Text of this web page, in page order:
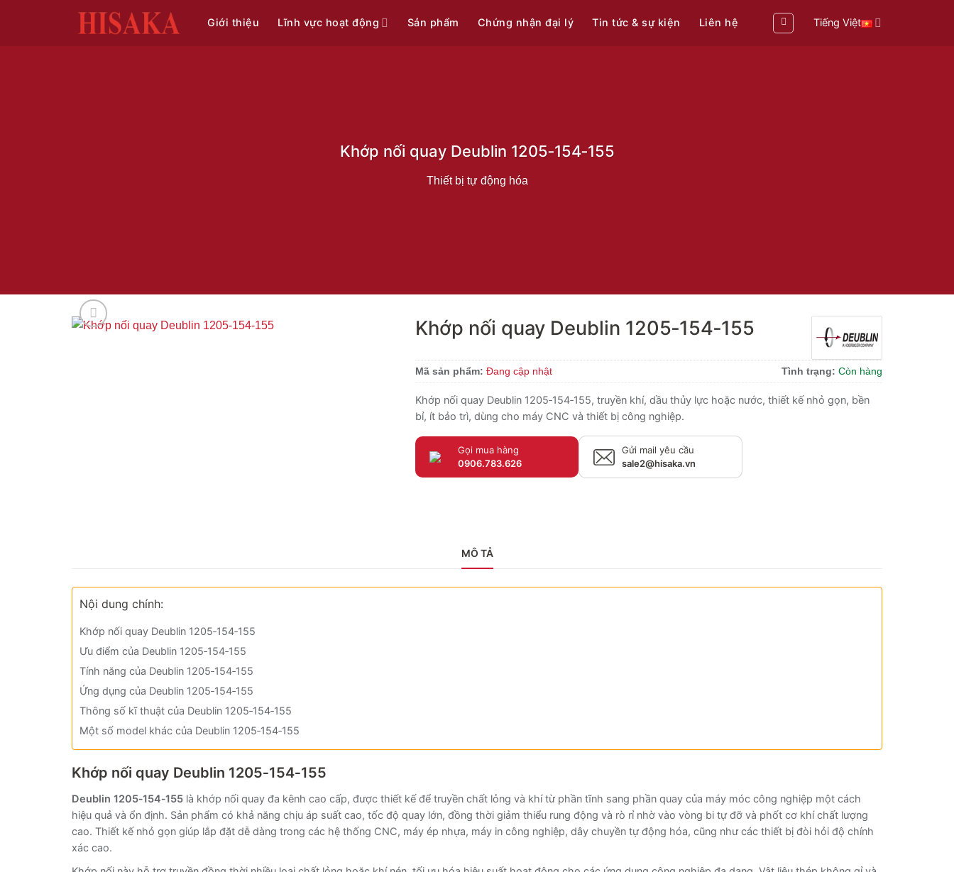
Giới thiệu Lĩnh vực hoạt động Sản phẩm Chứng nhận đại lý Tin tức & sự kiện Liên hệ Tiếng Việt
Khớp nối quay Deublin 1205‑154‑155
Thiết bị tự động hóa
Khớp nối quay Deublin 1205‑154‑155
Mã sản phẩm: Đang cập nhật Tình trạng: Còn hàng
Khớp nối quay Deublin 1205‑154‑155, truyền khí, dầu thủy lực hoặc nước, thiết kế nhỏ gọn, bền
bỉ, ít bảo trì, dùng cho máy CNC và thiết bị công nghiệp.
Gọi mua hàng
0906.783.626
Gửi mail yêu cầu
sale2@hisaka.vn
MÔ TẢ
Nội dung chính:
Khớp nối quay Deublin 1205‑154‑155
Ưu điểm của Deublin 1205‑154‑155
Tính năng của Deublin 1205‑154‑155
Ứng dụng của Deublin 1205‑154‑155
Thông số kĩ thuật của Deublin 1205‑154‑155
Một số model khác của Deublin 1205‑154‑155
Khớp nối quay Deublin 1205‑154‑155
Deublin 1205‑154‑155là khớp nối quay đa kênh cao cấp, được thiết kế để truyền chất lỏng và khí từ phần tĩnh sang phần quay của máy móc công nghiệp một cách
hiệu quả và ổn định. Sản phẩm có khả năng chịu áp suất cao, tốc độ quay lớn, đồng thời giảm thiểu rung động và rò rỉ nhờ vào vòng bi tự đỡ và phốt cơ khí chất lượng
cao. Thiết kế nhỏ gọn giúp lắp đặt dễ dàng trong các hệ thống CNC, máy ép nhựa, máy in công nghiệp, dây chuyền tự động hóa, cũng như các thiết bị đòi hỏi độ chính
xác cao.